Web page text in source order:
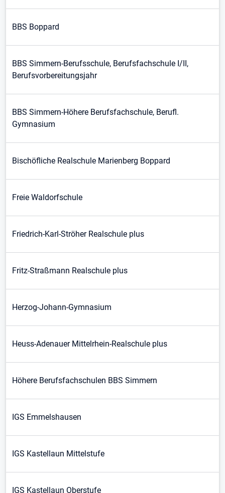
BBS Boppard
BBS Simmern-Berufsschule, Berufsfachschule I/II,
Berufsvorbereitungsjahr
BBS Simmern-Höhere Berufsfachschule, Berufl.
Gymnasium
Bischöfliche Realschule Marienberg Boppard
Freie Waldorfschule
Friedrich-Karl-Ströher Realschule plus
Fritz-Straßmann Realschule plus
Herzog-Johann-Gymnasium
Heuss-Adenauer Mittelrhein-Realschule plus
Höhere Berufsfachschulen BBS Simmern
IGS Emmelshausen
IGS Kastellaun Mittelstufe
IGS Kastellaun Oberstufe